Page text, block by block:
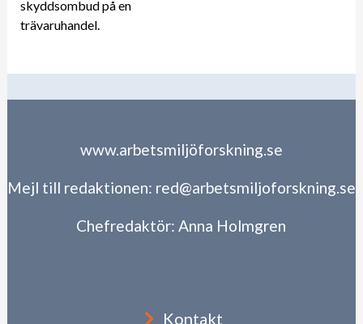
skyddsombud på en
trävaruhandel.
www.arbetsmiljöforskning.se
Mejl till redaktionen: red@arbetsmiljoforskning.se
Chefredaktör:Anna Holmgren
Kontakt